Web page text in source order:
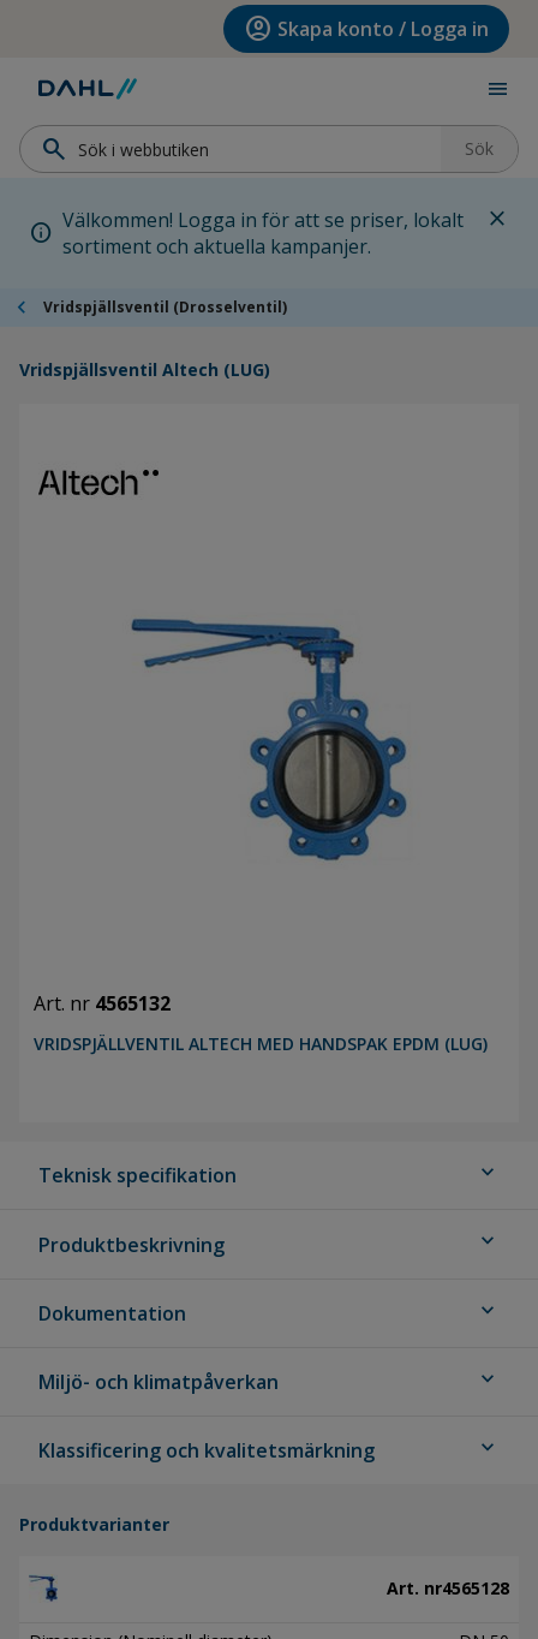
Hoppa till huvudinnehållet account_circle Skapa konto / Logga in
menu
search Sök
info Välkommen! Logga in för att se priser, lokalt
sortiment och aktuella kampanjer.
close
chevron_left Vridspjällsventil (Drosselventil)
Vridspjällsventil Altech (LUG)
Art. nr 4565132
VRIDSPJÄLLVENTIL ALTECH MED HANDSPAK EPDM (LUG)
Teknisk specifikation expand_more
Produktbeskrivning expand_more
Dokumentation expand_more
Miljö- och klimatpåverkan expand_more
Klassificering och kvalitetsmärkning expand_more
Produktvarianter
Art. nr4565128